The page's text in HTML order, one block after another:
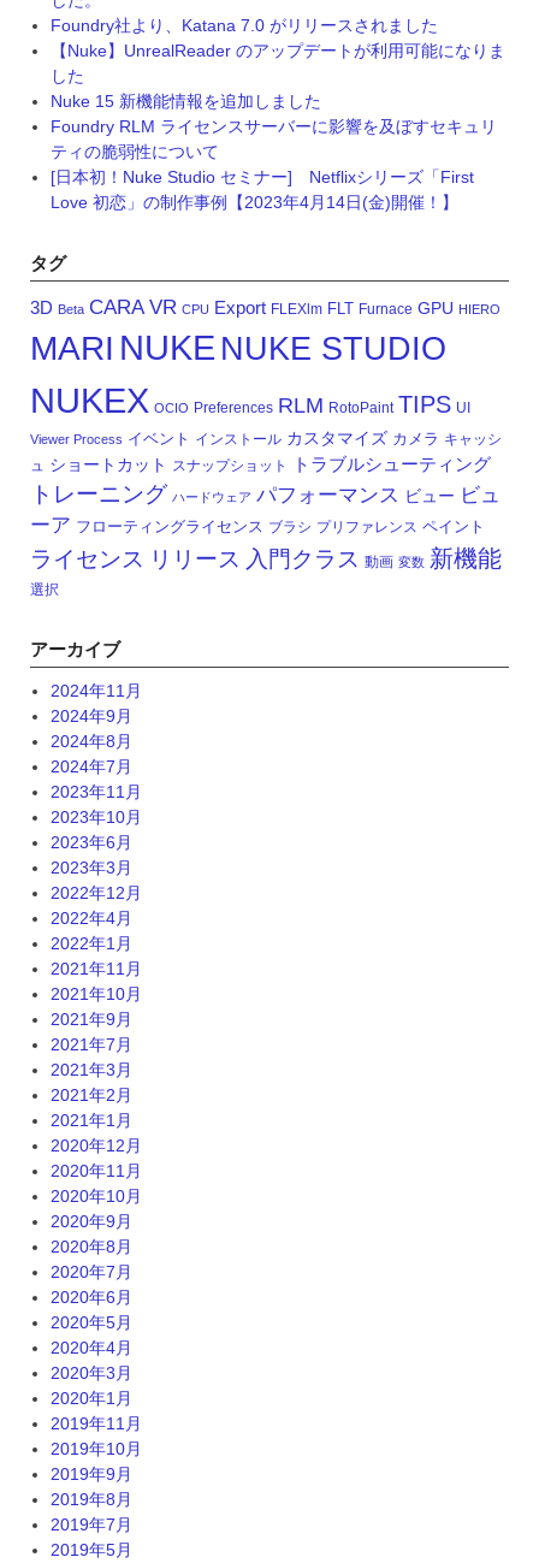
Foundry社より、Katana 7.0 がリリースされました
【Nuke】UnrealReader のアップデートが利用可能になりま
した
Nuke 15 新機能情報を追加しました
Foundry RLM ライセンスサーバーに影響を及ぼすセキュリ
ティの脆弱性について
[日本初！Nuke Studio セミナー] Netflixシリーズ「First
Love 初恋」の制作事例【2023年4月14日(金)開催！】
タグ
3D Beta CARA VR CPU Export FLEXlm FLT Furnace GPU HIERO
MARI NUKE NUKE STUDIO
NUKEX OCIO Preferences RLM RotoPaint TIPS UI
Viewer Process イベント インストール カスタマイズ カメラ キャッシ
ュ ショートカット スナップショット トラブルシューティング
トレーニング ハードウェア パフォーマンス ビュー ビュ
ーア フローティングライセンス ブラシ プリファレンス ペイント
ライセンス リリース 入門クラス 動画 変数 新機能
選択
アーカイブ
2024年11月
2024年9月
2024年8月
2024年7月
2023年11月
2023年10月
2023年6月
2023年3月
2022年12月
2022年4月
2022年1月
2021年11月
2021年10月
2021年9月
2021年7月
2021年3月
2021年2月
2021年1月
2020年12月
2020年11月
2020年10月
2020年9月
2020年8月
2020年7月
2020年6月
2020年5月
2020年4月
2020年3月
2020年1月
2019年11月
2019年10月
2019年9月
2019年8月
2019年7月
2019年5月